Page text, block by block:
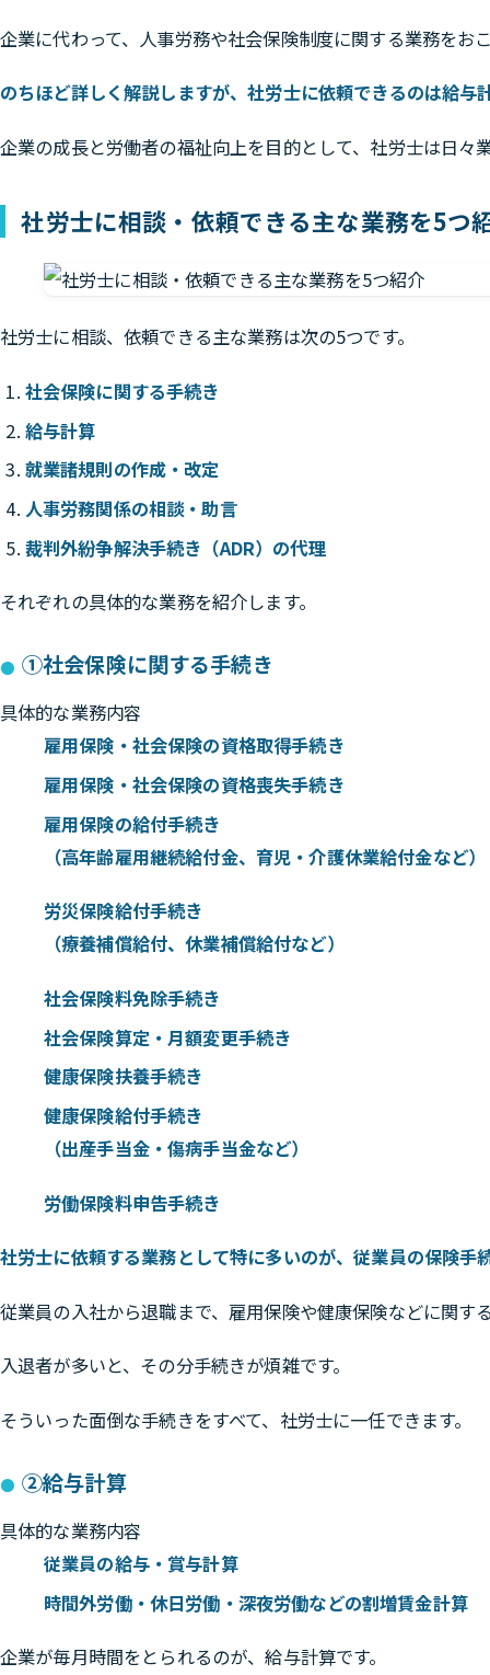
企業に代わって、人事労務や社会保険制度に関する業務をお
のちほど詳しく解説しますが、社労士に依頼できるのは給
企業の成長と労働者の福祉向上を目的として、社労士は日々
社労士に相談・依頼できる主な業務を5つ
社労士に相談、依頼できる主な業務は次の5つです。
社会保険に関する手続き
給与計算
就業諸規則の作成・改定
人事労務関係の相談・助言
裁判外紛争解決手続き（ADR）の代理
それぞれの具体的な業務を紹介します。
①社会保険に関する手続き
具体的な業務内容
雇用保険・社会保険の資格取得手続き
雇用保険・社会保険の資格喪失手続き
雇用保険の給付手続き
（高年齢雇用継続給付金、育児・介護休業給付金など）
労災保険給付手続き
（療養補償給付、休業補償給付など）
社会保険料免除手続き
社会保険算定・月額変更手続き
健康保険扶養手続き
健康保険給付手続き
（出産手当金・傷病手当金など）
労働保険料申告手続き
社労士に依頼する業務として特に多いのが、従業員の保険手
従業員の入社から退職まで、雇用保険や健康保険などに関す
入退者が多いと、その分手続きが煩雑です。
そういった面倒な手続きをすべて、社労士に一任できます。
②給与計算
具体的な業務内容
従業員の給与・賞与計算
時間外労働・休日労働・深夜労働などの割増賃金計算
企業が毎月時間をとられるのが、給与計算です。